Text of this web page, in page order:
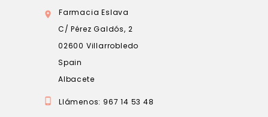

Farmacia Eslava
C/ Pérez Galdós, 2
02600 Villarrobledo
Spain
Albacete
 Llámenos: 967 14 53 48